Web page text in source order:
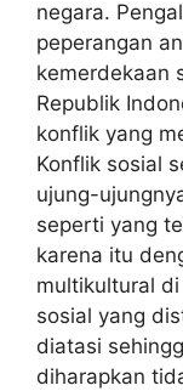
negara.
peperangan
kemerdekaan
Republik
konflik yang
Konflik sosial
ujung-
seperti yang
karena itu
multikultural
sosial yang
diatasi
diharapkan